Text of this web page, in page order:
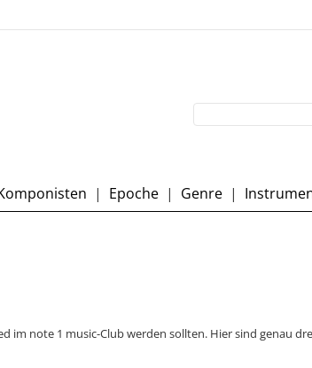
| Epoche | Genre |
im note 1 music-Club werden sollten. Hier sind genau